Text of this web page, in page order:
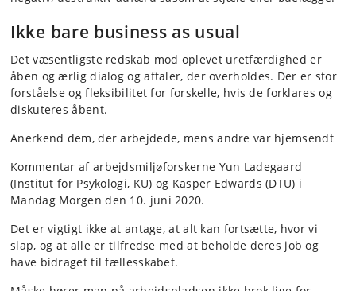
Ikke bare business as usual
Det væsentligste redskab mod oplevet uretfærdighed er
åben og ærlig dialog og aftaler, der overholdes. Der er stor
forståelse og fleksibilitet for forskelle, hvis de forklares og
diskuteres åbent.
Anerkend dem, der arbejdede, mens andre var hjemsendt
Kommentar af arbejdsmiljøforskerne Yun Ladegaard
(Institut for Psykologi, KU) og Kasper Edwards (DTU) i
Mandag Morgen den 10. juni 2020.
Det er vigtigt ikke at antage, at alt kan fortsætte, hvor vi
slap, og at alle er tilfredse med at beholde deres job og
have bidraget til fællesskabet.